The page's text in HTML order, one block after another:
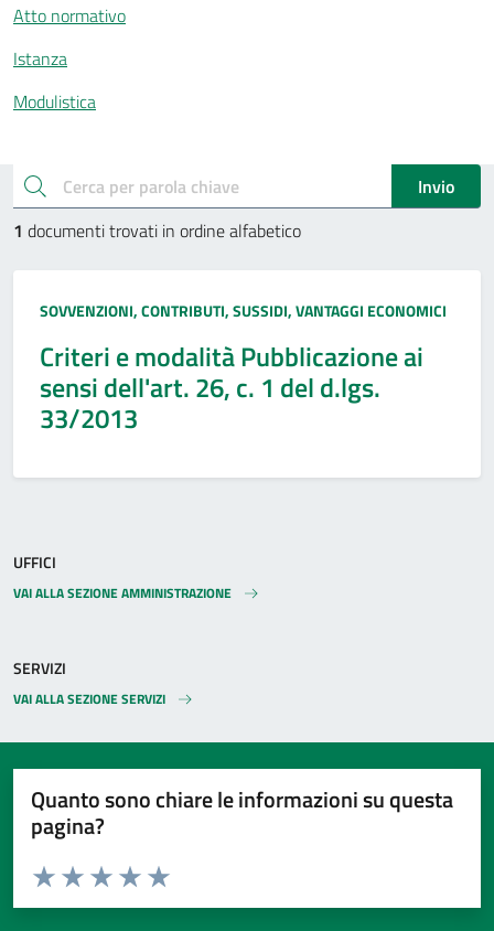
Atto normativo
Istanza
Modulistica
Esplora documenti pubblici
cerca
Invio
1 documenti trovati in ordine alfabetico
Tipo:
SOVVENZIONI, CONTRIBUTI, SUSSIDI, VANTAGGI ECONOMICI
Criteri e modalità Pubblicazione ai
sensi dell'art. 26, c. 1 del d.lgs.
33/2013
UFFICI
VAI ALLA SEZIONE AMMINISTRAZIONE
SERVIZI
VAI ALLA SEZIONE SERVIZI
Quanto sono chiare le informazioni su questa
pagina?
Valuta da 1 a 5 stelle la pagina
Valuta 5 stelle su 5
Valuta 4 stelle su 5
Valuta 3 stelle su 5
Valuta 2 stelle su 5
Valuta 1 stelle su 5